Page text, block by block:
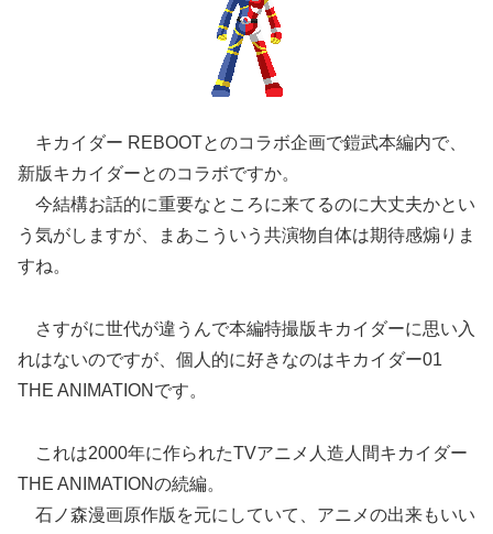
キカイダー REBOOTとのコラボ企画で鎧武本編内で、
新版キカイダーとのコラボですか。
今結構お話的に重要なところに来てるのに大丈夫かとい
う気がしますが、まあこういう共演物自体は期待感煽りま
すね。
さすがに世代が違うんで本編特撮版キカイダーに思い入
れはないのですが、個人的に好きなのはキカイダー01
THE ANIMATIONです。
これは2000年に作られたTVアニメ人造人間キカイダー
THE ANIMATIONの続編。
石ノ森漫画原作版を元にしていて、アニメの出来もいい